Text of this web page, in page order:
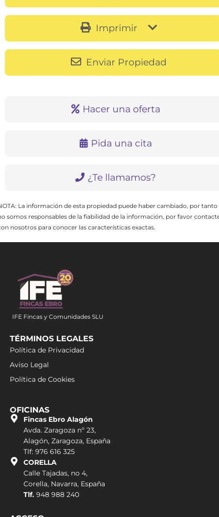
Imprimir
Enviar Propiedad
Hacer una oferta
Pida una cita
¿Te llamamos?
La información de esta propiedad puede haber cambiado, por tanto
somos responsables de la fiabilidad de la información, por favor
nosotros para conocer las características exactas.
IFE Fincas y Comunidades SLU
TÉRMINOS LEGALES
Política de Privacidad
Aviso Legal
Política de Cookies
OFICINAS
Fincas Ebro Alagón
Avda. Zaragoza nº 23,
Alagón, Zaragoza, España
Tlf: 976 616 325
CORELLA
Calle Tajadas, no 4,
Corella, Navarra, España
Tlf. 948 988 240